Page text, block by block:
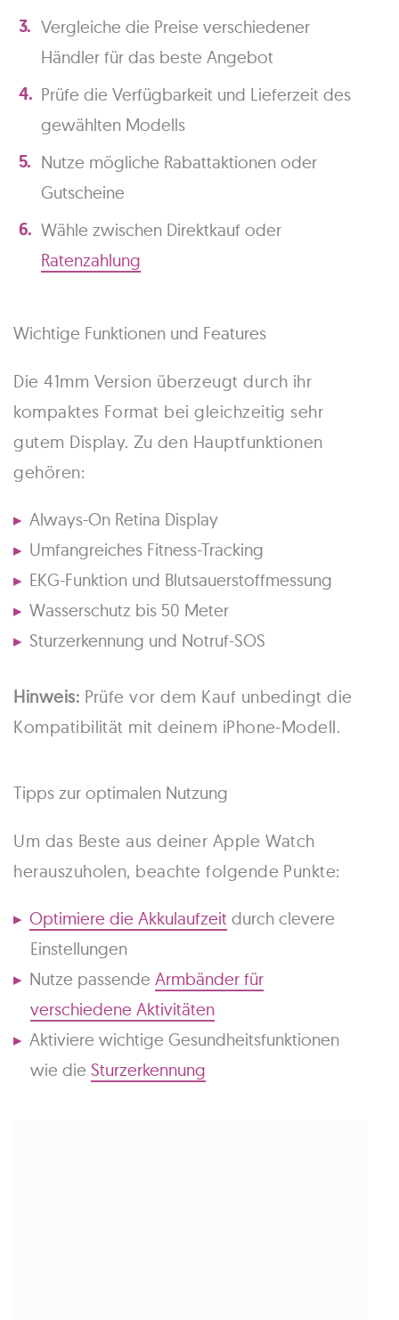
Vergleiche die Preise verschiedener
Händler für das beste Angebot
Prüfe die Verfügbarkeit und Lieferzeit des
gewählten Modells
Nutze mögliche Rabattaktionen oder
Gutscheine
Wähle zwischen Direktkauf oder
Ratenzahlung
Wichtige Funktionen und Features
Die 41mm Version überzeugt durch ihr
kompaktes Format bei gleichzeitig sehr
gutem Display. Zu den Hauptfunktionen
gehören:
Always-On Retina Display
Umfangreiches Fitness-Tracking
EKG-Funktion und Blutsauerstoffmessung
Wasserschutz bis 50 Meter
Sturzerkennung und Notruf-SOS
Hinweis: Prüfe vor dem Kauf unbedingt die
Kompatibilität mit deinem iPhone-Modell.
Tipps zur optimalen Nutzung
Um das Beste aus deiner Apple Watch
herauszuholen, beachte folgende Punkte:
Optimiere die Akkulaufzeit durch clevere
Einstellungen
Nutze passendeArmbänder für
verschiedene Aktivitäten
Aktiviere wichtige Gesundheitsfunktionen
wie dieSturzerkennung